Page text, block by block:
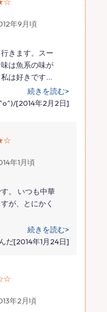
年9月頃
きます。スー
は魚系の味が
は好きです…
続きを読む>
[2014年2月2日]
年1月頃
。 いつも中華
が、とにかく
続きを読む>
だ[2014年1月24日]
年2月頃